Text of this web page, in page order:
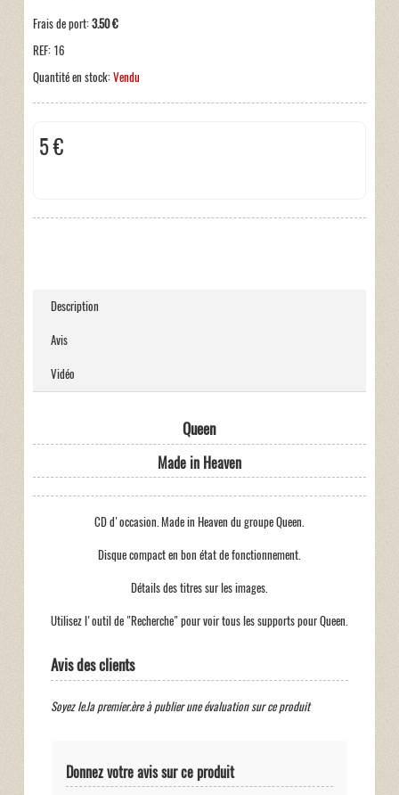
Frais de port:3.50 €
REF: 16
Quantité en stock:Vendu
5 €
Description
Avis
Vidéo
Queen
Made in Heaven
CD d'occasion. Made in Heaven du groupe Queen.
Disque compact en bon état de fonctionnement.
Détails des titres sur les images.
Utilisez l'outil de "Recherche" pour voir tous les supports pour Queen.
Avis des clients
Soyez le.la premier.ère à publier une évaluation sur ce produit
Donnez votre avis sur ce produit